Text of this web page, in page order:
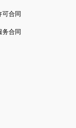
合同
合同